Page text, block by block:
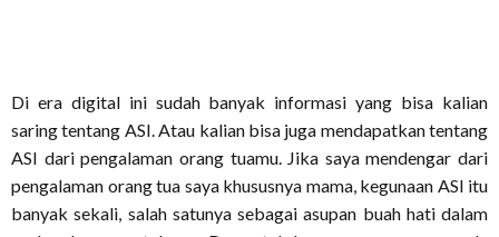
Di era digital ini sudah banyak informasi yang bisa kalian
saring tentang ASI. Atau kalian bisa juga mendapatkan tentang
ASI dari pengalaman orang tuamu. Jika saya mendengar dari
pengalaman orang tua saya khususnya mama, kegunaan ASI itu
banyak sekali, salah satunya sebagai asupan buah hati dalam